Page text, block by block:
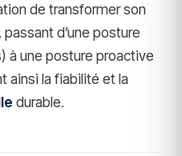
de transformer son
d’une posture
à une posture proactive
ainsi la fiabilité et la
durable.